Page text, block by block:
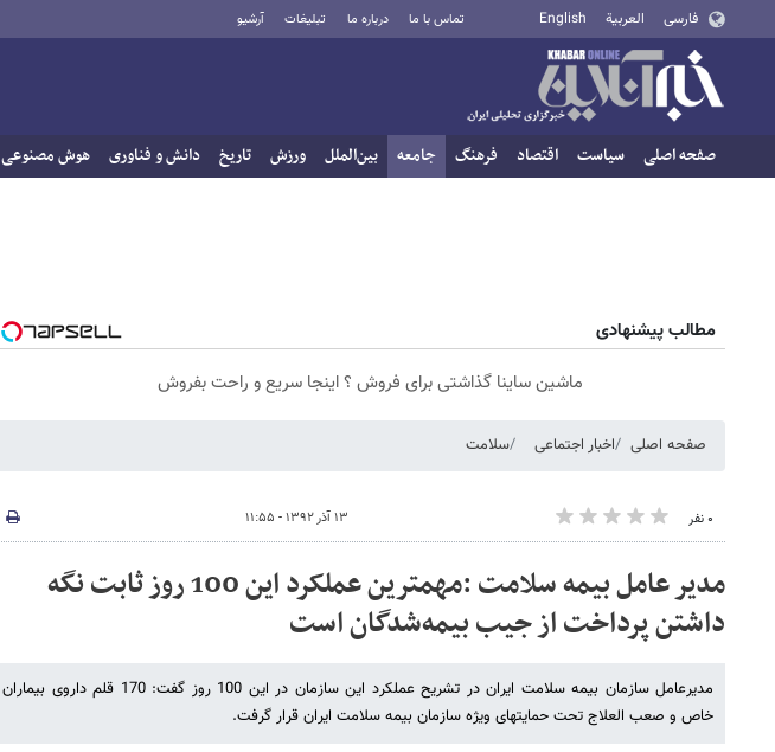
فارسی العربية English تماس با ما درباره ما تبلیغات آرشیو
صفحه اصلی سیاست اقتصاد فرهنگ جامعه بین‌الملل ورزش تاریخ دانش و فناوری هوش مصنوعی
مطالب پیشنهادی
ماشین ساینا گذاشتی برای فروش ؟ اینجا سریع و راحت بفروش
صفحه اصلی اخبار اجتماعی سلامت
۰ نفر ۱۳ آذر ۱۳۹۲ - ۱۱:۵۵
مدیر عامل بیمه سلامت :مهمترین عملکرد این 100 روز ثابت نگه
داشتن پرداخت از جیب بیمه‌شدگان است
مدیرعامل سازمان بیمه سلامت ایران در تشریح عملکرد این سازمان در این 100 روز گفت: 170 قلم داروی بیماران
خاص و صعب العلاج تحت حمایتهای ویژه سازمان بیمه سلامت ایران قرار گرفت.